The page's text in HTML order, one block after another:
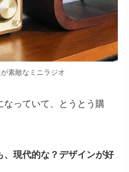
素敵なミニラジオ
なっていて、とうとう購
、現代的な？デザインが好